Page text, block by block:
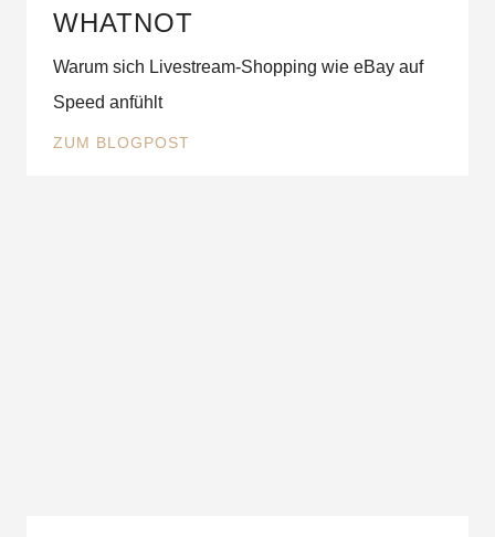
WHATNOT
Warum sich Livestream-Shopping wie eBay auf
Speed anfühlt
ZUM BLOGPOST